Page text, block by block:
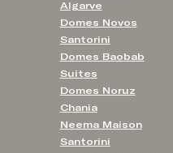
Algarve
Domes Novos
Santorini
Domes Baobab
Suites
Domes Noruz
Chania
Neema Maison
Santorini